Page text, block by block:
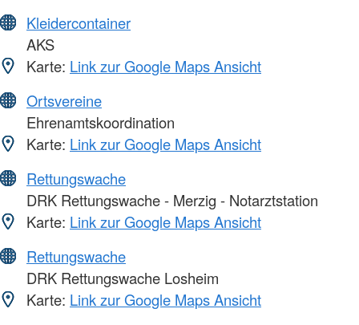
Kleidercontainer
AKS
Karte: Link zur Google Maps Ansicht
Ortsvereine
Ehrenamtskoordination
Karte: Link zur Google Maps Ansicht
Rettungswache
DRK Rettungswache - Merzig - Notarztstation
Karte: Link zur Google Maps Ansicht
Rettungswache
DRK Rettungswache Losheim
Karte: Link zur Google Maps Ansicht